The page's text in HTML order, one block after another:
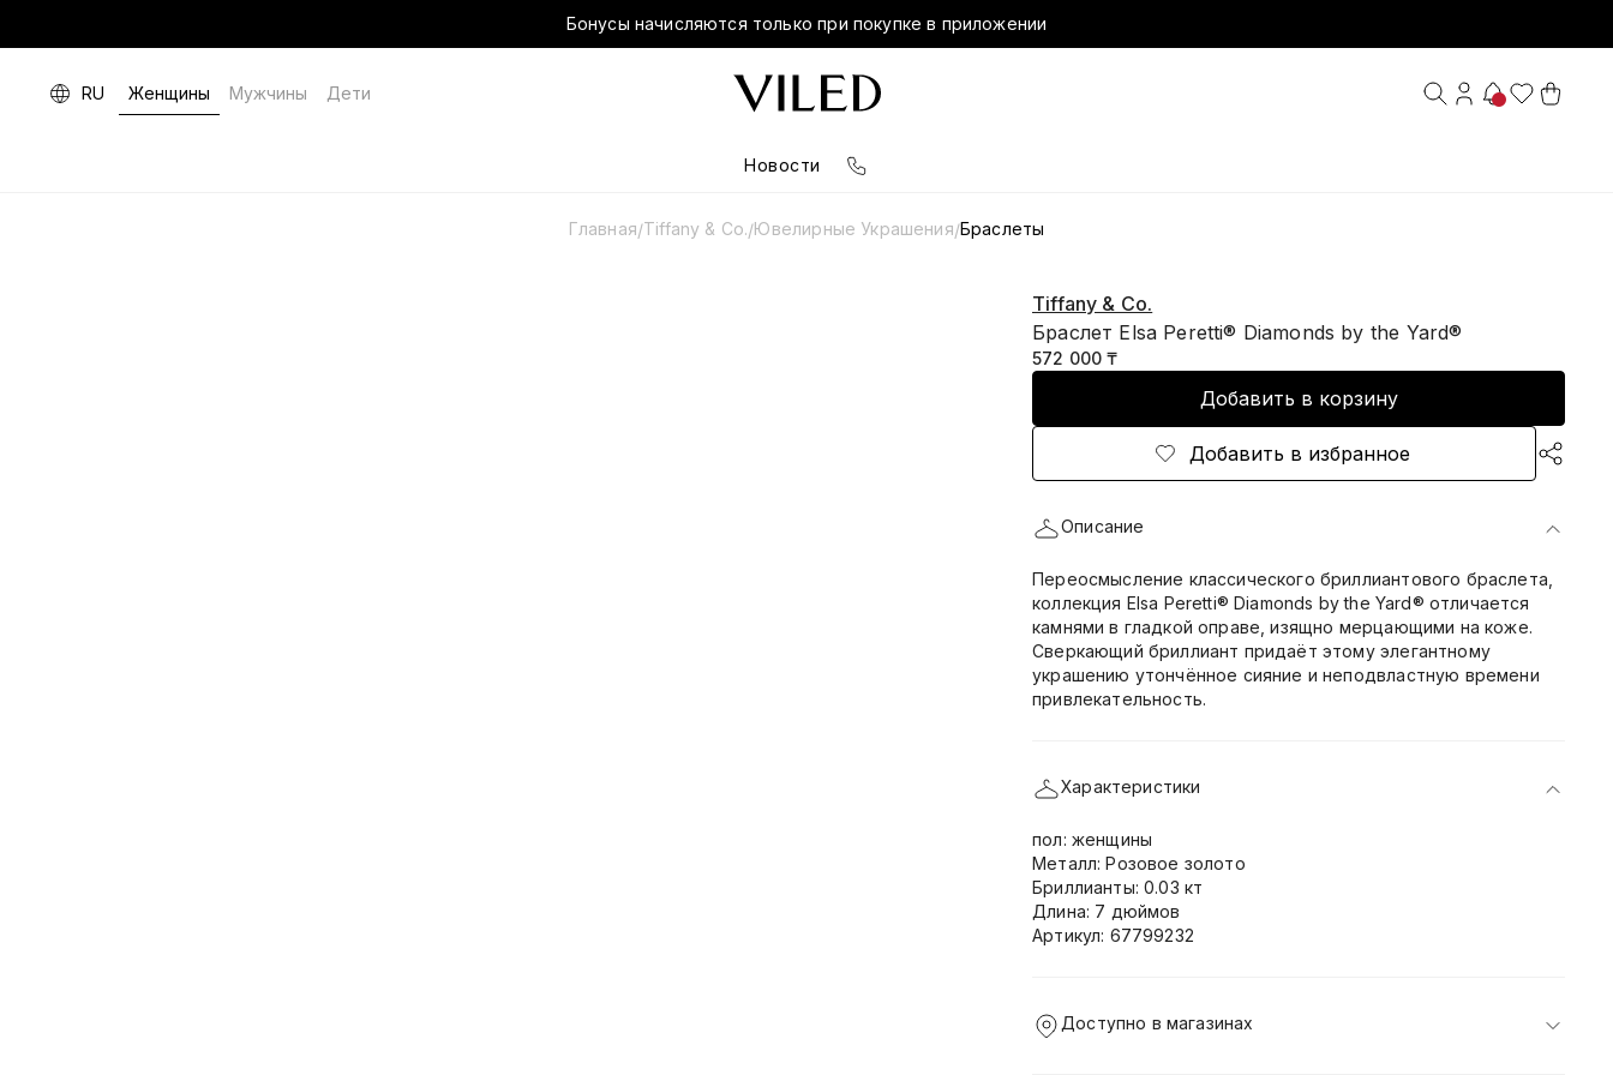
Бонусы начисляются только при покупке в приложении
RU Женщины Мужчины Дети
Новости
Главная/Tiffany & Co./Ювелирные Украшения/Браслеты
Tiffany & Co.
Браслет Elsa Peretti® Diamonds by the Yard®
572 000 ₸
Добавить в корзину
Добавить в избранное
Описание
Переосмысление классического бриллиантового браслета,
коллекция Elsa Peretti® Diamonds by the Yard® отличается
камнями в гладкой оправе, изящно мерцающими на коже.
Сверкающий бриллиант придаёт этому элегантному
украшению утончённое сияние и неподвластную времени
привлекательность.
Характеристики
пол: женщины
Металл: Розовое золото
Бриллианты: 0.03 кт
Длина: 7 дюймов
Артикул: 67799232
Доступно в магазинах